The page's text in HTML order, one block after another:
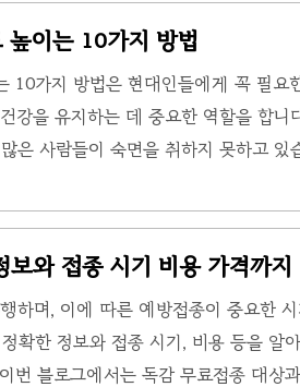
주십시요. 1. 수면유도제는 언제 복용
즉 중요한 시험이나 회의를 앞두고 일
적으로 사용하는 것이 좋습니다. 일반
높이는 10가지 방법
10가지 방법은 현대인들에게 꼭 필요
강을 유지하는 데 중요한 역할을 합니
은 사람들이 숙면을 취하지 못하고 있
순히 잠자는 시간을 늘리는 것이 아니
습니다. 1. 일정한 수면 스케줄 유지매
은 건강을 위한 수면밀도 높이는 10가
을 조절해 숙면을 취하는 데 도움을
와 접종 시기 비용 가격까지
하며, 이에 따른 예방접종이 중요한
확한 정보와 접종 시기, 비용 등을 알
번 블로그에서는 독감 무료접종 대상